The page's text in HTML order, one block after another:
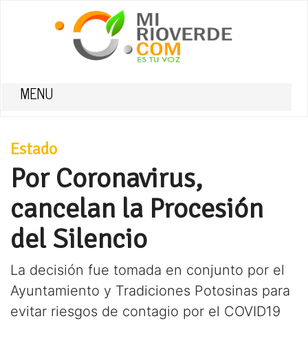
MENU
Estado
Por Coronavirus,
cancelan la Procesión
del Silencio
La decisión fue tomada en conjunto por el
Ayuntamiento y Tradiciones Potosinas para
evitar riesgos de contagio por el COVID19